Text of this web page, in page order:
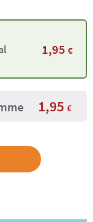
1,95 €
1,95 €